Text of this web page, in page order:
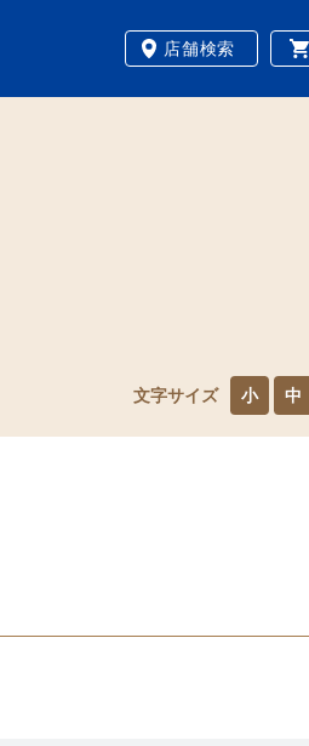
店舗検索
文字サイズ 小 中